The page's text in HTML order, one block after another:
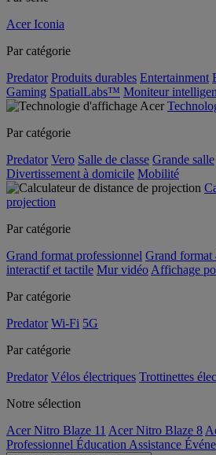
Acer Iconia
Par catégorie
Predator Produits durables Entertainment
Gaming SpatialLabs™ Moniteur
Par catégorie
Predator Vero Salle de classe Grande salle
Divertissement à domicile Mobilité
projection
Par catégorie
Grand format professionnel Grand format
interactif et tactile Mur vidéo Affichage
Par catégorie
Predator Wi-Fi 5G
Par catégorie
Predator Vélos électriques Trottinettes
Notre sélection
Acer Nitro Blaze 11 Acer Nitro Blaze 8
Professionnel Éducation Assistance